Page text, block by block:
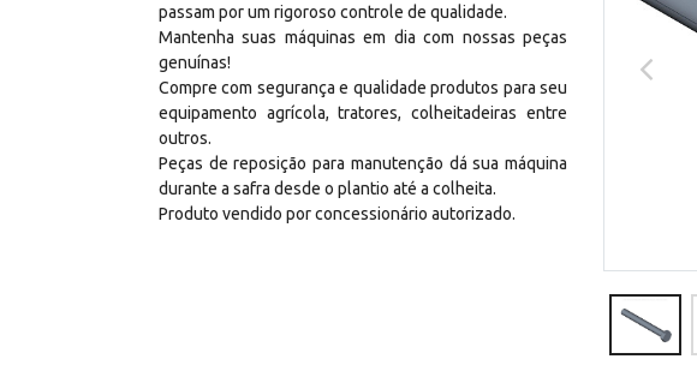
passam por um rigoroso controle de qualidade.
Mantenha suas máquinas em dia com nossas peças
genuínas!
Compre com segurança e qualidade produtos para seu
equipamento agrícola, tratores, colheitadeiras entre
outros.
Peças de reposição para manutenção dá sua máquina
durante a safra desde o plantio até a colheita.
Produto vendido por concessionário autorizado.